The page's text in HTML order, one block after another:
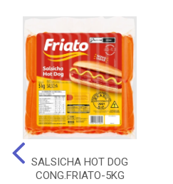
SALSICHA HOT DOG
CONG.FRIATO-5KG